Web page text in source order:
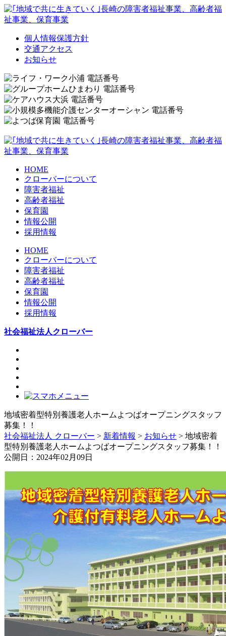
個人情報保護方針
交通アクセス
お知らせ
HOME
クローバーについて
障害者福祉
高齢者福祉
保育園
情報公開
採用情報
HOME
クローバーについて
障害者福祉
高齢者福祉
保育園
情報公開
採用情報
社会福祉法人クローバー
地域密着型特別養護老人ホームよつばオープニングスタッフ
募集！！
社会福祉法人 クローバー > 新着情報 > お知らせ > 地域密着
型特別養護老人ホームよつばオープニングスタッフ募集！！
公開日：2024年02月09日